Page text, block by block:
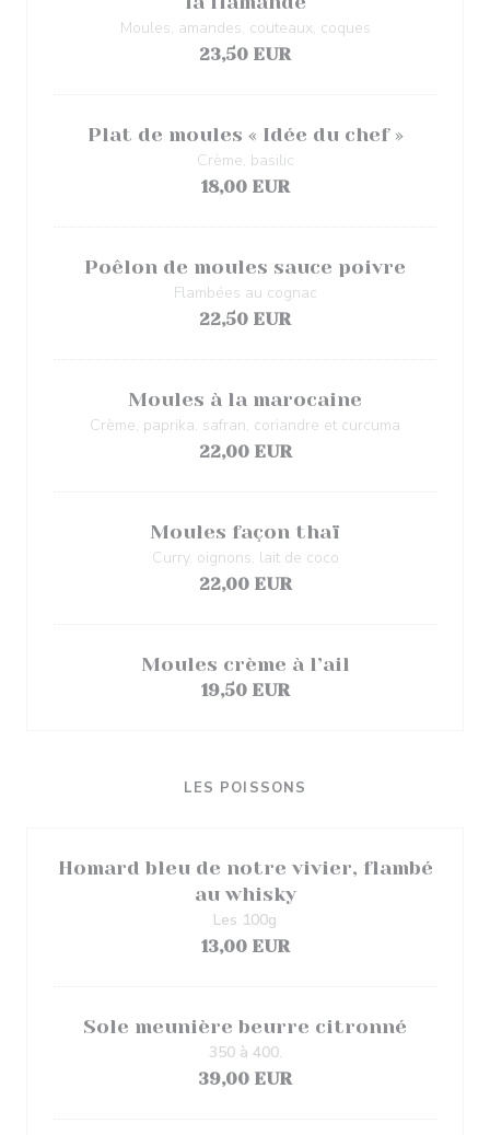
Moules, amandes, couteaux, coques
23,50 EUR
Plat de moules « Idée du chef »
Crème, basilic
18,00 EUR
Poêlon de moules sauce poivre
Flambées au cognac
22,50 EUR
Moules à la marocaine
Crème, paprika, safran, coriandre et curcuma
22,00 EUR
Moules façon thaï
Curry, oignons, lait de coco
22,00 EUR
Moules crème à l’ail
19,50 EUR
LES POISSONS
Homard bleu de notre vivier, flambé
au whisky
13,00 EUR
Les 100g
Sole meunière beurre citronné
39,00 EUR
350 à 400.